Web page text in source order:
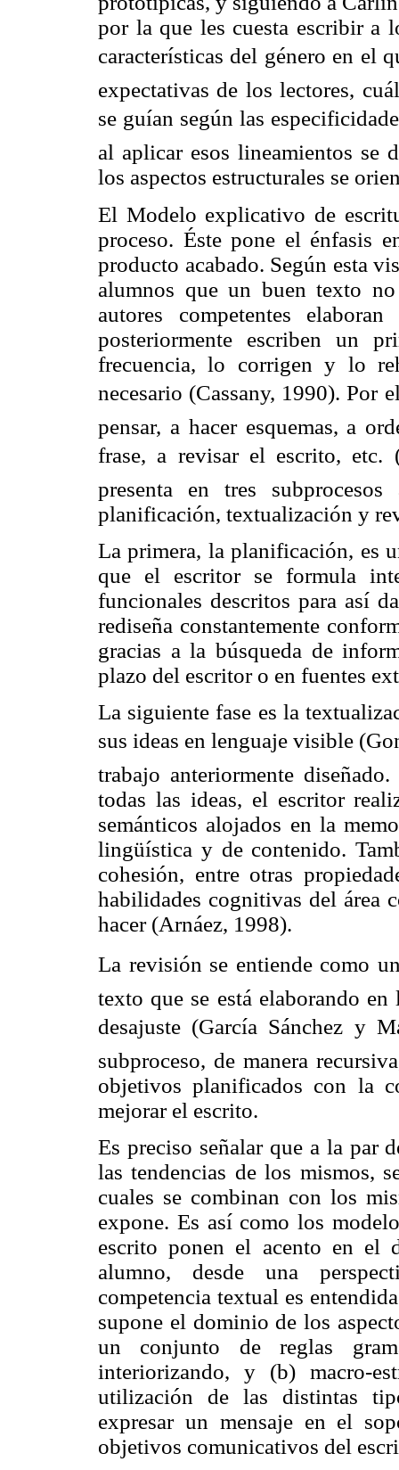
por la que les cuesta escribir a
características del género en el
expectativas de los lectores,
se guían según las
al aplicar esos lineamientos se
los aspectos estructurales se
El Modelo explicativo de
proceso. Éste pone el énfasis
producto acabado. Según esta
alumnos que un buen texto
autores competentes
posteriormente escriben un
frecuencia, lo corrigen y lo
necesario (Cassany, 1990). Por
pensar, a hacer esquemas, a
frase, a revisar el escrito,
presenta en tres
planificación, textualización y
La primera, la planificación, es
que el escritor se formula
funcionales descritos para así
rediseña constantemente
gracias a la búsqueda de
plazo del escritor o en fuentes
La siguiente fase es la
sus ideas en lenguaje visible
trabajo anteriormente
todas las ideas, el escritor
semánticos alojados en la
lingüística y de contenido.
cohesión, entre otras
habilidades cognitivas del área
hacer (Arnáez, 1998).
La revisión se entiende como
texto que se está elaborando
desajuste (García Sánchez y
subproceso, de manera
objetivos planificados con la
mejorar el escrito.
Es preciso señalar que a la par
las tendencias de los mismos,
cuales se combinan con los
expone. Es así como los
escrito ponen el acento en el
alumno, desde una
competencia textual es
supone el dominio de los
un conjunto de reglas
interiorizando, y (b) macro-
utilización de las distintas
expresar un mensaje en el
objetivos comunicativos del